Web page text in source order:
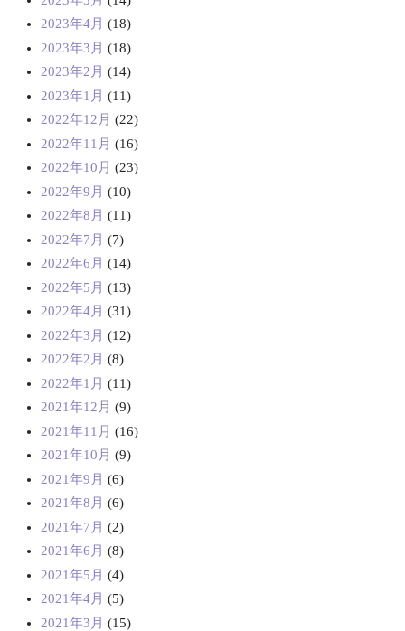
2023年4月 (18)
2023年3月 (18)
2023年2月 (14)
2023年1月 (11)
2022年12月 (22)
2022年11月 (16)
2022年10月 (23)
2022年9月 (10)
2022年8月 (11)
2022年7月 (7)
2022年6月 (14)
2022年5月 (13)
2022年4月 (31)
2022年3月 (12)
2022年2月 (8)
2022年1月 (11)
2021年12月 (9)
2021年11月 (16)
2021年10月 (9)
2021年9月 (6)
2021年8月 (6)
2021年7月 (2)
2021年6月 (8)
2021年5月 (4)
2021年4月 (5)
2021年3月 (15)